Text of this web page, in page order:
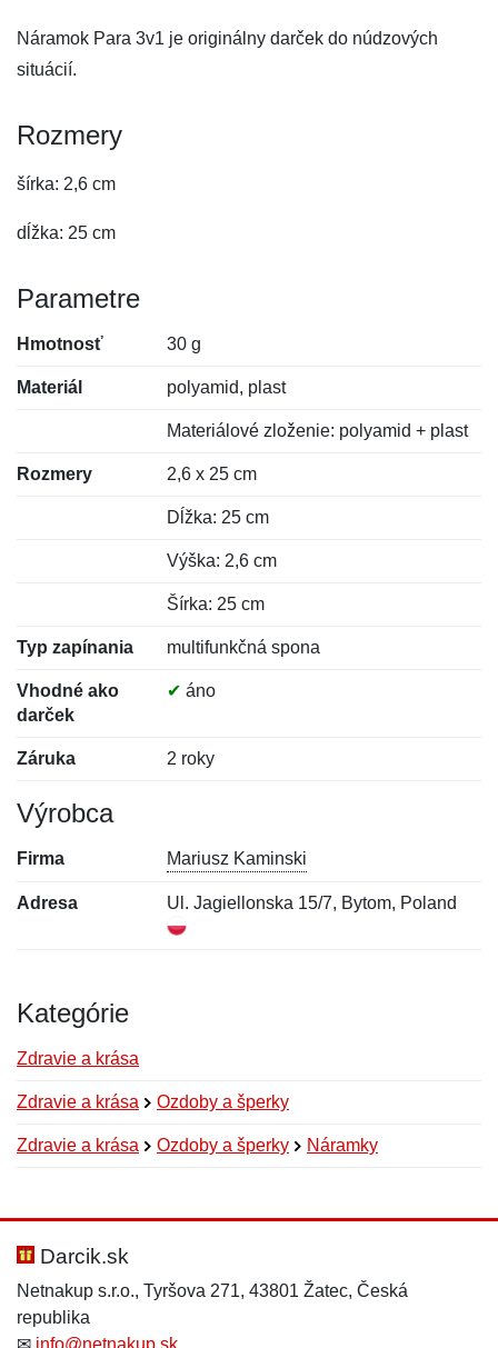
Náramok Para 3v1 je originálny darček do núdzových
situácií.
Rozmery
šírka: 2,6 cm
dĺžka: 25 cm
Parametre
Hmotnosť 30 g
Materiál polyamid, plast
Materiálové zloženie: polyamid + plast
Rozmery 2,6 x 25 cm
Dĺžka: 25 cm
Výška: 2,6 cm
Šírka: 25 cm
Typ zapínania multifunkčná spona
Vhodné ako
darček
✔ áno
Záruka 2 roky
Výrobca
Firma Mariusz Kaminski
Adresa Ul. Jagiellonska 15/7, Bytom, Poland
Kategórie
Zdravie a krása
Zdravie a krása Ozdoby a šperky
Zdravie a krása Ozdoby a šperky Náramky
Hodnotenie:
Meno:*
Meno:
E-mail:*
Darcik.sk
Netnakup s.r.o., Tyršova 271, 43801 Žatec, Česká
republika
✉ info@netnakup.sk